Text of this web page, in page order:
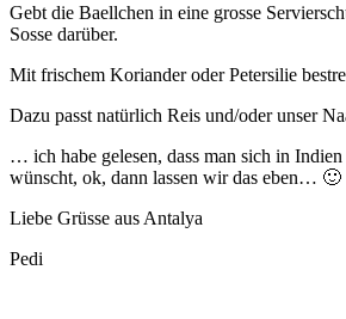
Gebt die Baellchen in eine grosse
Sosse darüber.
Mit frischem Koriander oder Petersilie
Dazu passt natürlich Reis und/oder unser
… ich habe gelesen, dass man sich in
wünscht, ok, dann lassen wir das eben… 🙂
Liebe Grüsse aus Antalya
Pedi